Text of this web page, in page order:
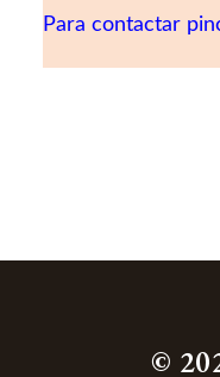
Para contactar
©